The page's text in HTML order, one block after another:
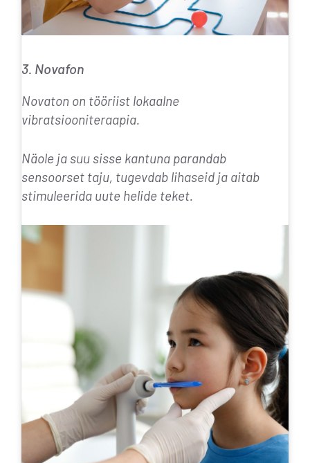
3. Novafon
Novaton on tööriist lokaalne
vibratsiooniteraapia.
Näole ja suu sisse kantuna parandab
sensoorset taju, tugevdab lihaseid ja aitab
stimuleerida uute helide teket.